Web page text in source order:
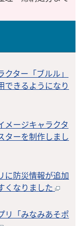
ター「ブルル」
できるようになり
メージキャラクタ
ターを制作しまし
に防災情報が追加
くなりました
リ「みなみあそポ